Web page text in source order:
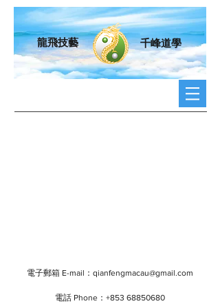
龍飛技藝 千峰道學
電子郵箱 E-mail： qianfengmacau@gmail.com
電話 Phone：+853 68850680